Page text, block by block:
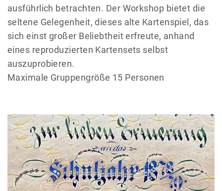
ausführlich betrachten. Der Workshop bietet die
seltene Gelegenheit, dieses alte Kartenspiel, das
sich einst großer Beliebtheit erfreute, anhand
eines reproduzierten Kartensets selbst
auszuprobieren.
Maximale Gruppengröße 15 Personen